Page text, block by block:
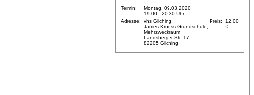
Termin:
Montag, 09.03.2020
19:00 - 20:30 Uhr
Adresse:
vhs Gilching,
James-Kruess-Grundschule,
Mehrzweckraum
Landsberger Str. 17
82205 Gilching
Preis:
12,00
€